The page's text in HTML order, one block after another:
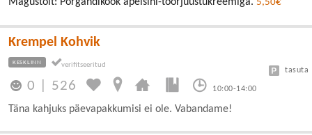
5,50€
Krempel Kohvik
KESKLINN
0 526 10:00-14:00
tasuta
Täna kahjuks päevapakkumisi ei ole. Vabandame!